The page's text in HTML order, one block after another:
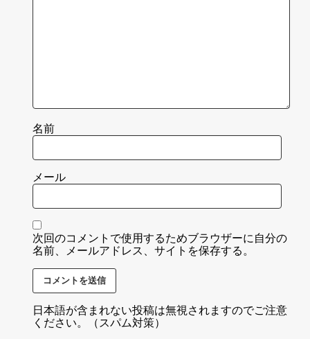
名前
メール
次回のコメントで使用するためブラウザーに自分の
名前、メールアドレス、サイトを保存する。
日本語が含まれない投稿は無視されますのでご注意
ください。（スパム対策）